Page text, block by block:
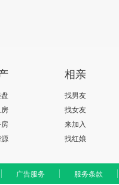
相亲
找男友
找女友
来加入
找红娘
广告服务 服务条款